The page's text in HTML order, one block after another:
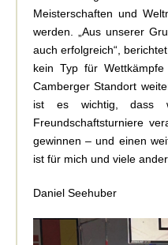
Meisterschaften und
werden. „Aus unserer
auch erfolgreich“,
kein Typ für
Camberger Standort
ist es wichtig, dass
Freundschaftsturniere
gewinnen – und einen
ist für mich und viele
Daniel Seehuber